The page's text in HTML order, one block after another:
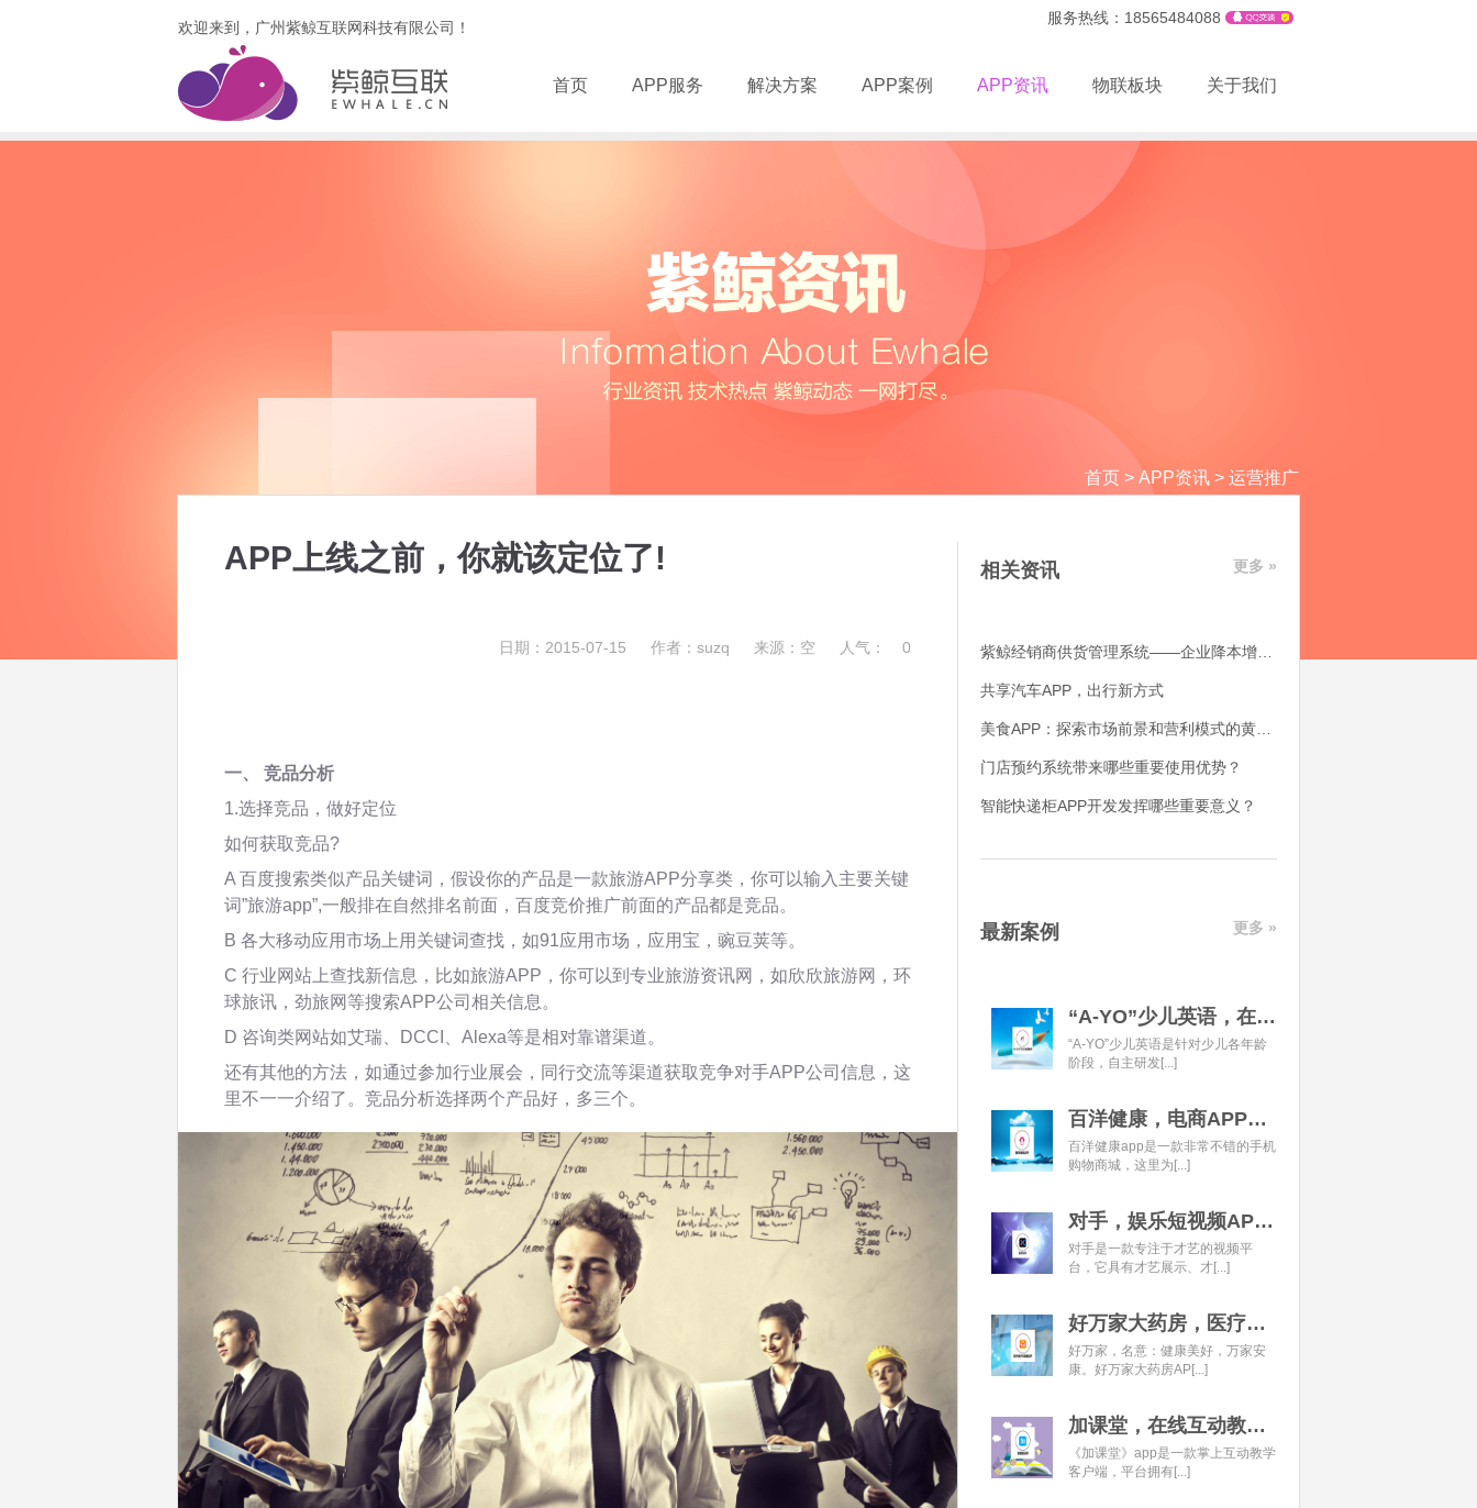
欢迎来到，广州紫鲸互联网科技有限公司！
服务热线：18565484088
首页 APP服务 解决方案 APP案例 APP资讯 物联板块 关于我们
首页 > APP资讯 > 运营推广
APP上线之前，你就该定位了!
日期：2015-07-15 作者：suzq 来源：空 人气： 0
一、 竞品分析
1.选择竞品，做好定位
如何获取竞品?
A 百度搜索类似产品关键词，假设你的产品是一款旅游APP分享类，你可以输入主要关键
词”旅游app”,一般排在自然排名前面，百度竞价推广前面的产品都是竞品。
B 各大移动应用市场上用关键词查找，如91应用市场，应用宝，豌豆荚等。
C 行业网站上查找新信息，比如旅游APP，你可以到专业旅游资讯网，如欣欣旅游网，环
球旅讯，劲旅网等搜索APP公司相关信息。
D 咨询类网站如艾瑞、DCCI、Alexa等是相对靠谱渠道。
还有其他的方法，如通过参加行业展会，同行交流等渠道获取竞争对手APP公司信息，这
里不一一介绍了。竞品分析选择两个产品好，多三个。
相关资讯 更多 »
共享汽车APP，出行新方式
门店预约系统带来哪些重要使用优势？
智能快递柜APP开发发挥哪些重要意义？
最新案例 更多 »
“A-YO”少儿英语，在线语言学习平台开发经典案例
“A-YO”少儿英语是针对少儿各年龄
阶段，自主研发[...]
百洋健康，电商APP开发经典案例
百洋健康app是一款非常不错的手机
购物商城，这里为[...]
对手，娱乐短视频APP开发经典案例
对手是一款专注于才艺的视频平
台，它具有才艺展示、才[...]
好万家大药房，医疗健康APP开发经典案例
好万家，名意：健康美好，万家安
康。好万家大药房AP[...]
加课堂，在线互动教育APP经典案例
《加课堂》app是一款掌上互动教学
客户端，平台拥有[...]